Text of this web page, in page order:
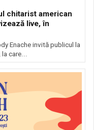
chitarist american
live, în
Enache invită publicul la
la care...